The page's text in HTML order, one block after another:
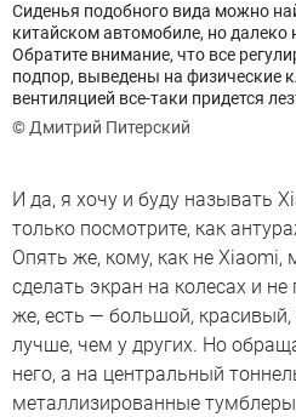
Сиденья подобного вида можно
китайском автомобиле, но далеко
Обратите внимание, что все
подпор, выведены на физические
вентиляцией все-таки придется
© Дмитрий Питерский
И да, я хочу и буду называть
только посмотрите, как
Опять же, кому, как не
сделать экран на колесах и
же, есть — большой,
лучше, чем у других. Но
него, а на центральный
металлизированные